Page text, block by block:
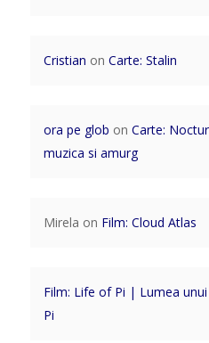
Cristian on Carte: Stalin
ora pe glob on Carte:
muzica si amurg
Mirela on Film: Cloud Atlas
Film: Life of Pi | Lumea
Pi